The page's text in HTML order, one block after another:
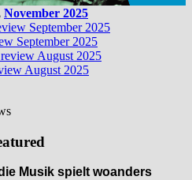
November 2025
September 2025
August 2025
Musik spielt woanders